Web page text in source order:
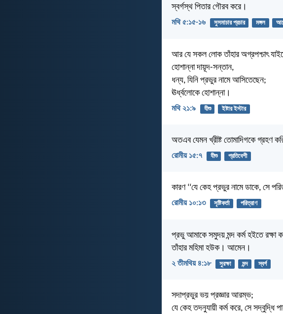
স্বর্গস্থ পিতার গৌরব করে।
মথি ৫:১৫-১৬ সুসমাচার প্রচার মঙ্গল
আর যে সকল লোক তাঁহার অগ্রপশ্চাৎ
হোশান্না দায়ূদ-সন্তান,
ধন্য, যিনি প্রভুর নামে আসিতেছেন;
ঊর্ধ্বলোকে হোশান্না।
মথি ২১:৯ যীশু ইষ্টার ইস্টার
অতএব যেমন খ্রীষ্ট তোমাদিগকে গ্রহণ
রোমীয় ১৫:৭ যীশু প্রতিবেশী
কারণ ‘‘যে কেহ প্রভুর নামে ডাকে, সে
রোমীয় ১০:১৩ সৃষ্টিকর্তা পরিত্রাণ
প্রভু আমাকে সমুদয় মন্দ কর্ম হইতে রক্ষা
তাঁহার মহিমা হউক। আমেন।
২ তীমথিয় ৪:১৮ সুরক্ষা মন্দ স্বর্গ
সদাপ্রভুর ভয় প্রজ্ঞার আরম্ভ;
যে কেহ তদনুযায়ী কর্ম করে, সে সদ্বুদ্ধি